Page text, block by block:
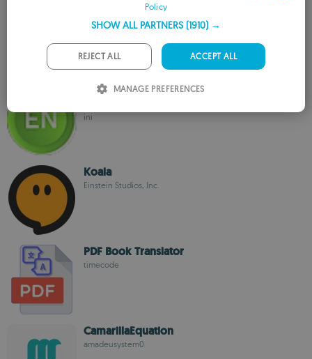
Universe Quest
Vladimir Dienes
English Typing Master
ini
Koala
Einstein Studios, Inc.
PDF Book Translator
timecode
CamarillaEquation
amadeusystem0
Policy
SHOW ALL PARTNERS (1910) →
ACCEPT ALL
REJECT ALL
MANAGE PREFERENCES